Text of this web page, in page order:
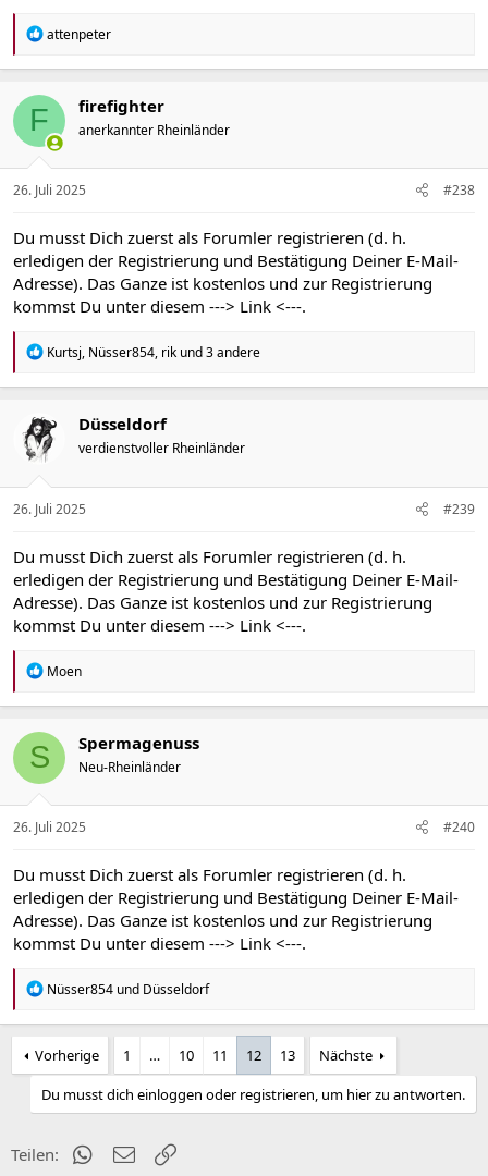
R
a
t
i
o
n
e
n
attenpeter
F firefighter
anerkannter Rheinländer
26. Juli 2025 #238
Du musst Dich zuerst als Forumler registrieren (d. h.
erledigen der Registrierung und Bestätigung Deiner E-Mail-
Adresse). Das Ganze ist kostenlos und zur Registrierung
kommst Du unter diesem ---> Link <---.
R
a
t
i
o
e
n
Kurtsj, Nüsser854, rik und 3 andere
Düsseldorf
verdienstvoller Rheinländer
26. Juli 2025 #239
Du musst Dich zuerst als Forumler registrieren (d. h.
erledigen der Registrierung und Bestätigung Deiner E-Mail-
Adresse). Das Ganze ist kostenlos und zur Registrierung
kommst Du unter diesem ---> Link <---.
R
a
t
i
e
n
Moen
S Spermagenuss
Neu-Rheinländer
26. Juli 2025 #240
Du musst Dich zuerst als Forumler registrieren (d. h.
erledigen der Registrierung und Bestätigung Deiner E-Mail-
Adresse). Das Ganze ist kostenlos und zur Registrierung
kommst Du unter diesem ---> Link <---.
R
a
t
i
o
n
:
Nüsser854 und Düsseldorf
Vorherige 1 … 10 11 12 13
Nächste
Du musst dich einloggen oder registrieren, um hier zu antworten.
Teilen: WhatsApp
E-Mail